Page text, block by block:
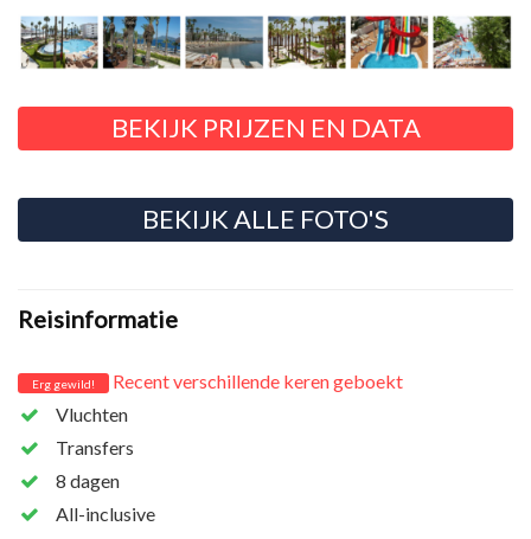
BEKIJK PRIJZEN EN DATA
BEKIJK ALLE FOTO'S
Reisinformatie
Erg gewild!
Recent verschillende keren geboekt
Vluchten
Transfers
8 dagen
All-inclusive